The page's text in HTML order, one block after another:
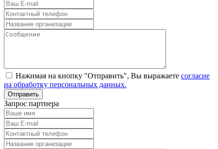
Нажимая на кнопку "Отправить", Вы выражаете согласие
на обработку персональных данных.
Запрос партнера